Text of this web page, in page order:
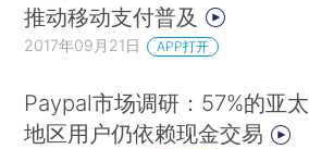
推动移动支付普及
2017年09月21日 APP打开
Paypal市场调研：57%的亚太
地区用户仍依赖现金交易